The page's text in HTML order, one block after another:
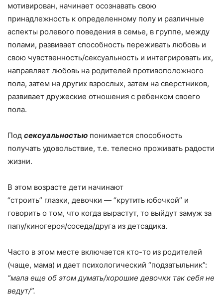
мотивирован, начинает осознавать свою
принадлежность к определенному полу и различные
аспекты ролевого поведения в семье, в группе, между
полами, развивает способность переживать любовь и
свою чувственность/сексуальность и интегрировать их,
направляет любовь на родителей противоположного
пола, затем на других взрослых, затем на сверстников,
развивает дружеские отношения с ребенком своего
пола.
Под сексуальностью понимается способность
получать удовольствие, т.е. телесно проживать радости
жизни.
В этом возрасте дети начинают
“строить” глазки, девочки — “крутить юбочкой” и
говорить о том, что когда вырастут, то выйдут замуж за
папу/киногероя/соседа/друга из детсадика.
Часто в этом месте включается кто-то из родителей
(чаще, мама) и дает психологический “подзатыльник”:
“мала еще об этом думать/хорошие девочки так себя не
ведут/”.